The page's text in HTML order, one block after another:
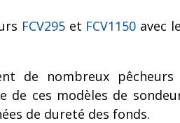
FCV295 et FCV1150 avec
de nombreux
de ces modèles de
de dureté des fonds.